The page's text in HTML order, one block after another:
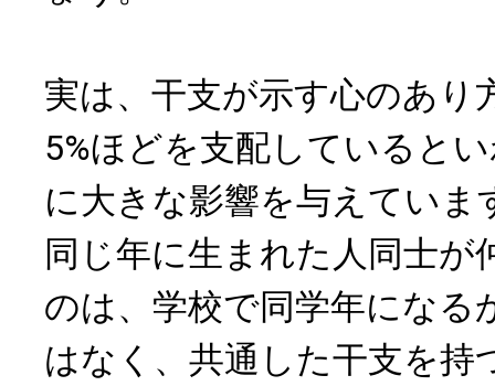
実は、干支が示す心のあり
5%ほどを支配していると
に大きな影響を与えていま
同じ年に生まれた人同士が
のは、学校で同学年になる
はなく、共通した干支を持